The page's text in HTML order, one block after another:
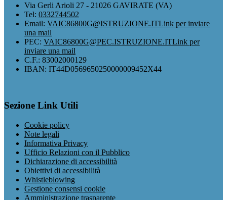
Via Gerli Arioli 27 - 21026 GAVIRATE (VA)
Tel: 0332744502
Email: VAIC86800G@ISTRUZIONE.ITLink per inviare
una mail
PEC: VAIC86800G@PEC.ISTRUZIONE.ITLink per
inviare una mail
C.F.: 83002000129
IBAN: IT44D0569650250000009452X44
Sezione Link Utili
Cookie policy
Note legali
Informativa Privacy
Ufficio Relazioni con il Pubblico
Dichiarazione di accessibilità
Obiettivi di accessibilità
Whistleblowing
Gestione consensi cookie
Amministrazione trasparente